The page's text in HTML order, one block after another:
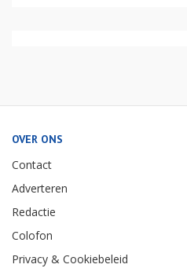
OVER ONS
Contact
Adverteren
Redactie
Colofon
Privacy & Cookiebeleid